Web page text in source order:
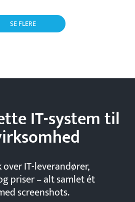
SE FLERE
IT-system til
over IT-leverandører,
priser – alt samlet ét
screenshots.